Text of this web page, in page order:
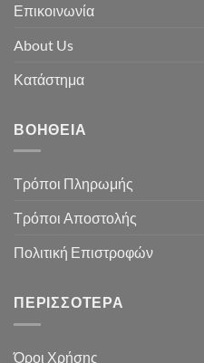
Επικοινωνία
About Us
Κατάστημα
ΒΟΉΘΕΙΑ
Τρόποι Πληρωμής
Τρόποι Αποστολής
Πολιτική Επιστροφών
ΠΕΡΙΣΣΌΤΕΡΑ
Όροι Χρήσης